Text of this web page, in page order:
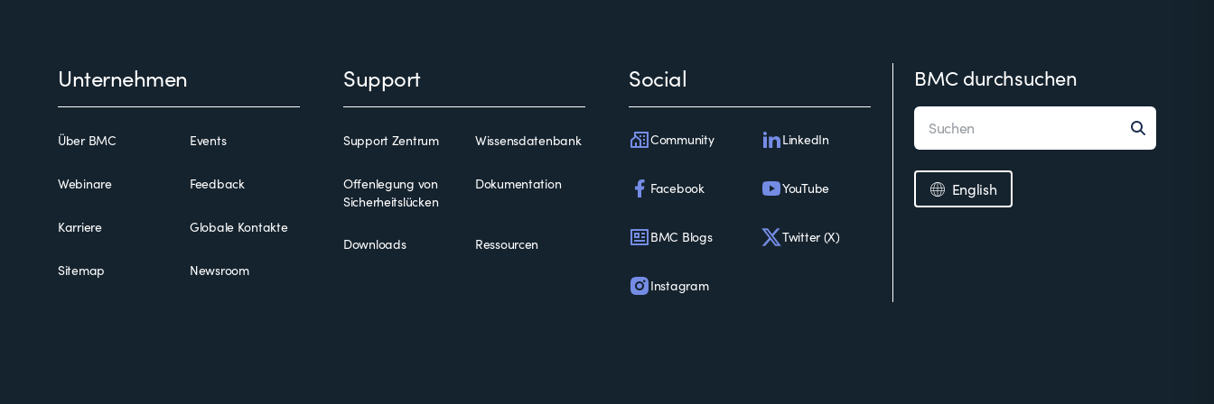
Unternehmen
Über BMC Events
Webinare Feedback
Karriere Globale Kontakte
Sitemap Newsroom
Support
Support Zentrum Wissensdatenbank
Offenlegung von
Sicherheitslücken
Dokumentation
Downloads Ressourcen
Social
Community LinkedIn
Facebook YouTube
BMC Blogs Twitter (X)
Instagram
BMC durchsuchen
English